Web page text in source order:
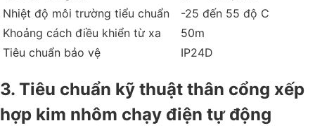
Nhiệt độ môi trường tiểu chuẩn
-25 đến 55 độ C
Khoảng cách điều khiển từ xa
50m
Tiêu chuẩn bảo vệ
IP24D
3. Tiêu chuẩn kỹ thuật thân cổng xếp
hợp kim nhôm chạy điện tự động